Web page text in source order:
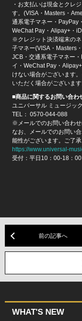
・お支払いは現金とクレ
す。(VISA・Masters・
通系電子マネー・PayPay
WeChat Pay・Alipay+・
※クレジット決済端末の
子マネー(VISA・Masters
JCB・交通系電子マネー
イ・WeChat Pay・
けない場合がございます
いただく場合がございます
■商品に関するお問い合わ
ユニバーサル ミュージッ
TEL： 0570-044-088
※メールでのお問い合わせ
なお、メールでのお問い
能性がございます。ご了承
https://www.universal-
受付：平日10：00-18：
前の記事へ
WHAT'S NEW